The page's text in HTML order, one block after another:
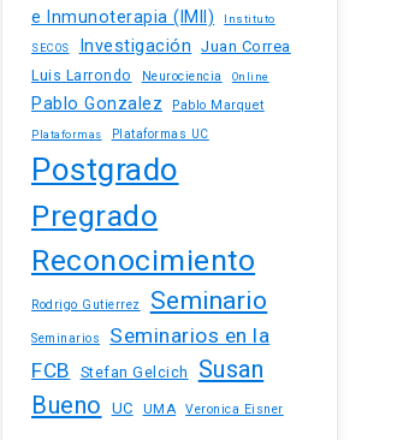
e Inmunoterapia (IMII)
Instituto
SECOS Investigación
Juan Correa
Luis Larrondo
Neurociencia Online
Pablo Gonzalez Pablo Marquet
Plataformas Plataformas UC
Postgrado
Pregrado
Reconocimiento
Rodrigo Gutierrez Seminario
Seminarios
Seminarios en la
FCB
Stefan Gelcich
Susan
Bueno
UC UMA Veronica Eisner